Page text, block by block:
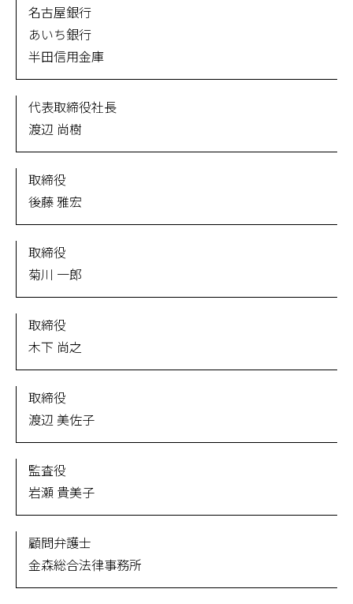
名古屋銀行
あいち銀行
半田信用金庫
代表取締役社長
渡辺 尚樹
取締役
後藤 雅宏
取締役
菊川 一郎
取締役
木下 尚之
取締役
渡辺 美佐子
監査役
岩瀬 貴美子
顧問弁護士
金森総合法律事務所